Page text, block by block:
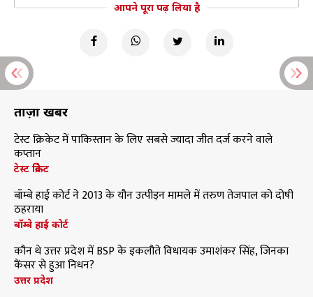
आपने पूरा पढ़ लिया है
ताज़ा खबरें
टेस्ट क्रिकेट में पाकिस्तान के लिए सबसे ज्यादा जीत दर्ज करने वाले
कप्तान
टेस्ट क्रिकेट
बॉम्बे हाई कोर्ट ने 2013 के यौन उत्पीड़न मामले में तरुण तेजपाल को दोषी
ठहराया
बॉम्बे हाई कोर्ट
कौन थे उत्तर प्रदेश में BSP के इकलौते विधायक उमाशंकर सिंह, जिनका
कैंसर से हुआ निधन?
उत्तर प्रदेश